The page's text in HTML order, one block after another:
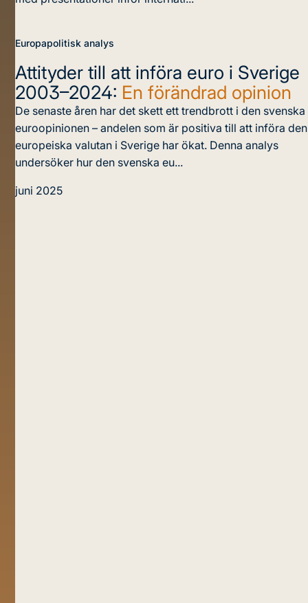
Europapolitisk analys
Attityder till att införa euro i Sverige
2003–2024: En förändrad opinion
De senaste åren har det skett ett trendbrott i den svenska
euroopinionen – andelen som är positiva till att införa den
europeiska valutan i Sverige har ökat. Denna analys
undersöker hur den svenska eu...
juni 2025